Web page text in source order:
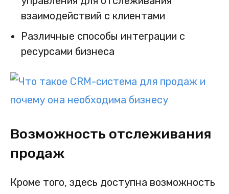
взаимодействий с клиентами
Различные способы интеграции с
ресурсами бизнеса
Возможность отслеживания
продаж
Кроме того, здесь доступна возможность